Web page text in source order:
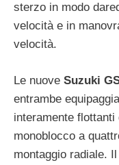
sterzo in modo
velocità e in
velocità.
Le nuove Suzuki
entrambe
interamente
monoblocco a
montaggio radiale.